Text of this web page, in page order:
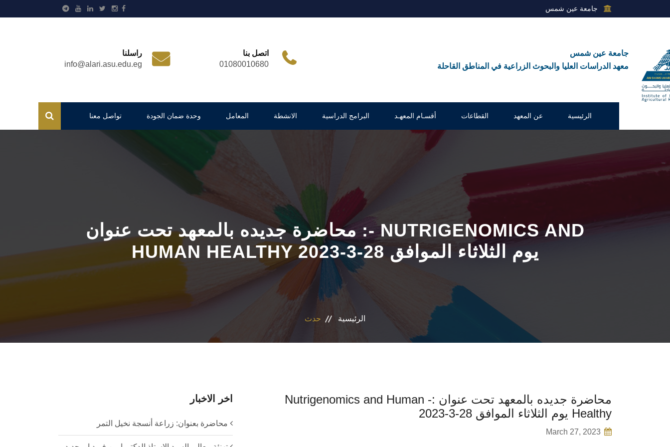
جامعة عين شمس
جامعة عين شمس
معهد الدراسات العليا والبحوث الزراعية في المناطق القاحلة
اتصل بنا
01080010680
راسلنا
info@alari.asu.edu.eg
الرئيسية عن المعهد القطاعات أقسـام المعهـد البرامج الدراسية الانشطة المعامل وحدة ضمان الجودة تواصل معنا
محاضرة جديده بالمعهد تحت عنوان :- NUTRIGENOMICS AND
HUMAN HEALTHY يوم الثلاثاء الموافق 28-3-2023
الرئيسية حدث
محاضرة جديده بالمعهد تحت عنوان :- Nutrigenomics and Human
Healthy يوم الثلاثاء الموافق 28-3-2023
March 27, 2023
اخر الاخبار
محاضرة بعنوان: زراعة أنسجة نخيل التمر